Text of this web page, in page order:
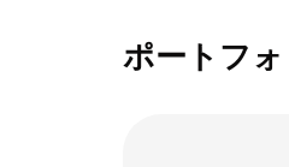
ポートフ